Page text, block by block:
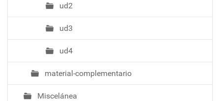
ud2
ud3
ud4
material-complementario
Miscelánea